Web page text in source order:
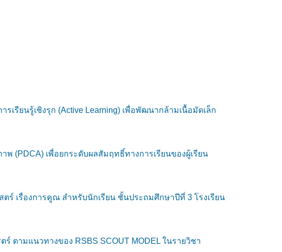
เรียนรู้เชิงรุก (Active Learning) เพื่อพัฒนากล้ามเนื้อมัดเล็ก
(PDCA) เพื่อยกระดับผลสัมฤทธิ์ทางการเรียนของผู้เรียน
ร์ เรื่องการคูณ สำหรับนักเรียน ชั้นประถมศึกษาปีที่ 3 โรงเรียน
ตามแนวทางของ RSBS SCOUT MODEL ในรายวิชา